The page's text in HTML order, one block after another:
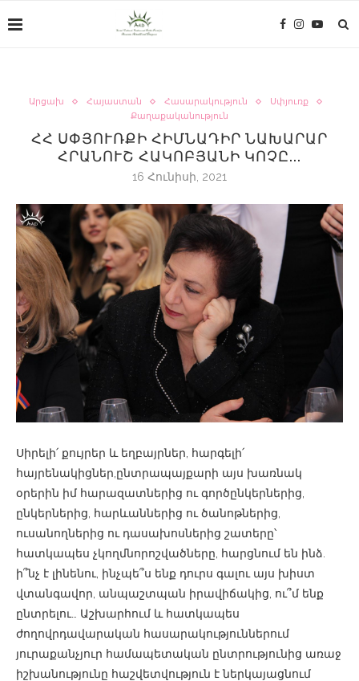
Արցախ Հայաստան Հասարակություն
Սփյուռք
Քաղաքականություն
ՀՀ ՍՓՅՈՒՌՔԻ ՀԻՄՆԱԴԻՐ ՆԱԽԱՐԱՐ
ՀՐԱՆՈՒՇ ՀԱԿՈԲՅԱՆԻ ԿՈՉԸ…
16 Հունիսի, 2021
Սիրելի՛ քույրեր և եղբայրներ, հարգելի՛
հայրենակիցներ,ընտրապայքարի այս խառնակ
օրերին իմ հարազատներից ու գործընկերներից,
ընկերներից, հարևաններից ու ծանոթներից,
ուսանողներից ու դասախոսներից շատերը՝
հատկապես չկողմնորոշվածները, հարցնում են ինձ.
ի՞նչ է լինենու, ինչպե՞ս ենք դուրս գալու այս խիստ
վտանգավոր, անպաշտպան իրավիճակից, ու՞մ ենք
ընտրելու… Աշխարհում և հատկապես
ժողովրդավարական հասարակություններում
յուրաքանչյուր համապետական ընտրությունից առաջ
իշխանությունը հաշվետվություն է ներկայացնում